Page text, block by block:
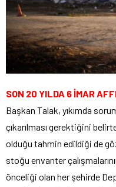
SON 20 YILDA 6 İMAR
Başkan Talak, yıkımda
çıkarılması gerektiğini
olduğu tahmin edildiği de
stoğu envanter
önceliği olan her şehirde